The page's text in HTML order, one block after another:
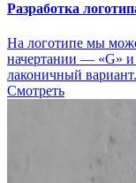
Разработка
На логотипе мы
начертании — «G»
лаконичный вариант.
Смотреть